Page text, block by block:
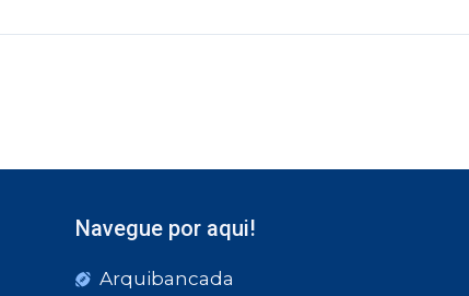
Navegue por aqui!
Arquibancada